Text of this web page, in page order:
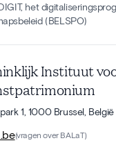
het
(BELSPO)
Instituut
1, 1000 Brussel, België
(vragen over BALaT)